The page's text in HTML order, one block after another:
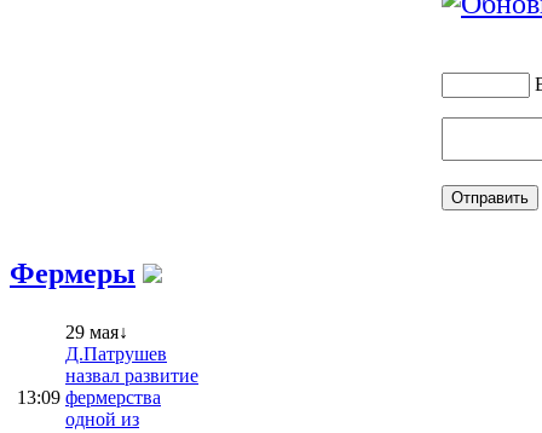
Фермеры
13:09
29 мая↓
Д.Патрушев
назвал развитие
фермерства
одной из